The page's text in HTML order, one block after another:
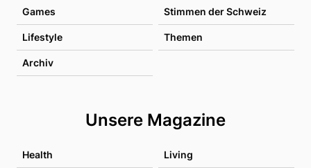
Games Stimmen der Schweiz
Lifestyle Themen
Archiv
Unsere Magazine
Health Living